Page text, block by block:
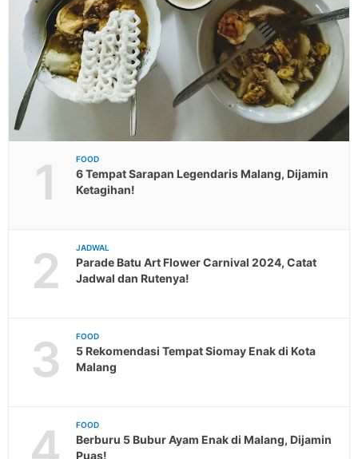
1 FOOD
6 Tempat Sarapan Legendaris Malang, Dijamin
Ketagihan!
2 JADWAL
Parade Batu Art Flower Carnival 2024, Catat
Jadwal dan Rutenya!
3 FOOD
5 Rekomendasi Tempat Siomay Enak di Kota
Malang
FOOD
Berburu 5 Bubur Ayam Enak di Malang, Dijamin
Puas!